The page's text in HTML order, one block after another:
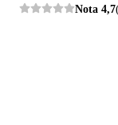
Nota 4,7